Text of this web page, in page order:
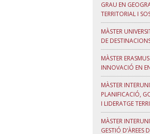
GRAU EN
TERRITORIAL I
MÀSTER
DE
MÀSTER
INNOVACIÓ EN
MÀSTER
PLANIFICACIÓ,
I LIDERATGE
MÀSTER
GESTIÓ D’ÀREES